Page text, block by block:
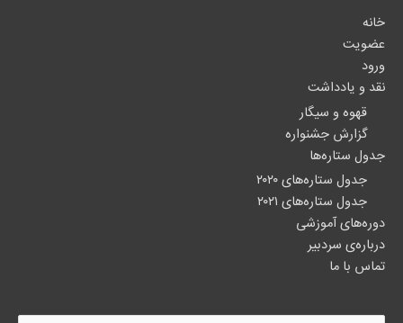
خانه
عضویت
ورود
نقد و یادداشت
قهوه و سیگار
گزارش جشنواره
جدول ستاره‌ها
جدول ستاره‌های ۲۰۲۰
جدول ستاره‌های ۲۰۲۱
دوره‌های آموزشی
درباره‌ی سردبیر
تماس با ما